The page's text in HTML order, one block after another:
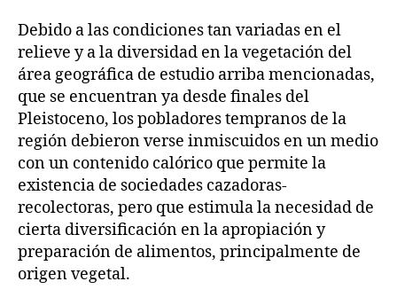
Debido a las condiciones tan variadas en el
relieve y a la diversidad en la vegetación del
área geográfica de estudio arriba mencionadas,
que se encuentran ya desde finales del
Pleistoceno, los pobladores tempranos de la
región debieron verse inmiscuidos en un medio
con un contenido calórico que permite la
existencia de sociedades cazadoras-
recolectoras, pero que estimula la necesidad de
cierta diversificación en la apropiación y
preparación de alimentos, principalmente de
origen vegetal.